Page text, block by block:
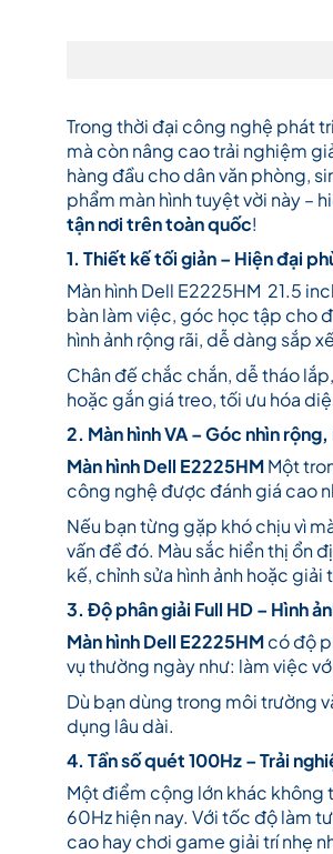
Trong thời đại công nghệ phát
mà còn nâng cao trải nghiệm
hàng đầu cho dân văn phòng,
phẩm màn hình tuyệt vời này –
tận nơi trên toàn quốc!
1. Thiết kế tối giản – Hiện đại
Màn hình Dell E2225HM 21.5
bàn làm việc, góc học tập cho
hình ảnh rộng rãi, dễ dàng sắp
Chân đế chắc chắn, dễ tháo
hoặc gắn giá treo, tối ưu hóa
2. Màn hình VA – Góc nhìn
Màn hình Dell E2225HMMột
công nghệ được đánh giá cao
Nếu bạn từng gặp khó chịu vì
vấn đề đó. Màu sắc hiển thị ổn
kế, chỉnh sửa hình ảnh hoặc
3. Độ phân giải Full HD – Hình
Màn hình Dell E2225HMcó độ
vụ thường ngày như: làm việc
Dù bạn dùng trong môi trường
dụng lâu dài.
4. Tần số quét 100Hz – Trải
Một điểm cộng lớn khác không
60Hz hiện nay. Với tốc độ làm
cao hay chơi game giải trí nhẹ